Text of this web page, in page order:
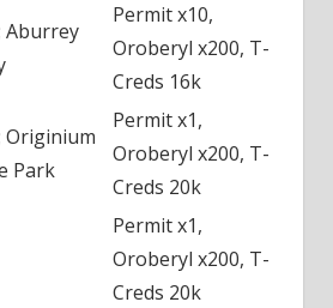
Aburrey
Permit x10,
Oroberyl x200, T-
Creds 16k
Originium
Park
Permit x1,
Oroberyl x200, T-
Creds 20k
Permit x1,
Oroberyl x200, T-
Creds 20k